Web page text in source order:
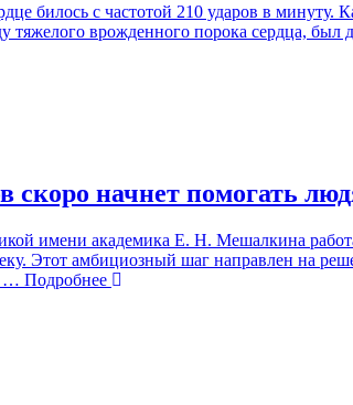
билось с частотой 210 ударов в минуту.
врожденного порока сердца,
начнет помогать
имени академика Е. Н. Мешалкина
Этот амбициозный шаг направлен на
… Подробнее